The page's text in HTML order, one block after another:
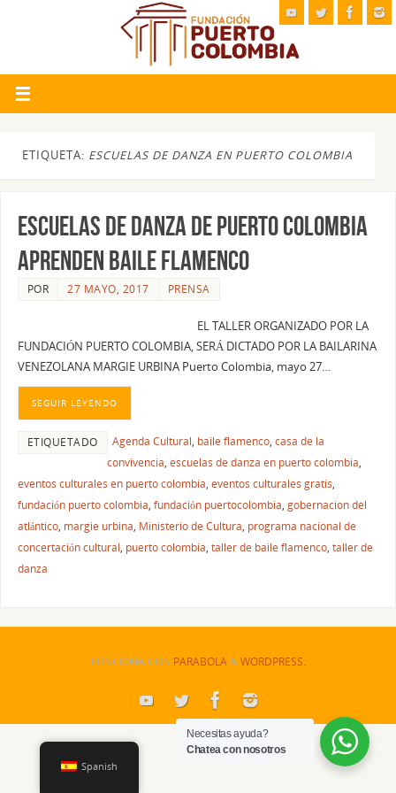
ETIQUETA: ESCUELAS DE DANZA EN PUERTO COLOMBIA
ESCUELAS DE DANZA DE PUERTO COLOMBIA
APRENDEN BAILE FLAMENCO
POR 27 MAYO, 2017 PRENSA
EL TALLER ORGANIZADO POR LA
FUNDACIÓN PUERTO COLOMBIA, SERÁ DICTADO POR LA BAILARINA
VENEZOLANA MARGIE URBINA Puerto Colombia, mayo 27…
SEGUIR LEYENDO
ETIQUETADO Agenda Cultural, baile flamenco, casa de la
convivencia, escuelas de danza en puerto colombia,
eventos culturales en puerto colombia, eventos culturales gratis,
fundación puerto colombia, fundación puertocolombia, gobernacion del
atlántico, margie urbina, Ministerio de Cultura, programa nacional de
concertación cultural, puerto colombia, taller de baile flamenco, taller de
danza
FUNCIONA CON PARABOLA&WORDPRESS.
Spanish
Necesitas ayuda?
Chatea con nosotros